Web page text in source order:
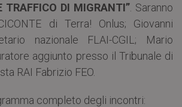
TRAFFICO DI MIGRANTI” . Saranno
di Terra! Onlus; Giovanni
nazionale FLAI-CGIL; Mario
aggiunto presso il Tribunale di
RAI Fabrizio FEO.
completo degli incontri: